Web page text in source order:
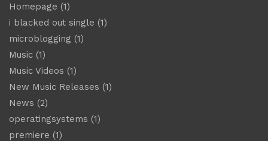
Homepage (1)
i blacked out single (1)
microblogging (1)
Music (1)
Music Videos (1)
New Music Releases (1)
News (2)
operatingsystems (1)
premiere (1)